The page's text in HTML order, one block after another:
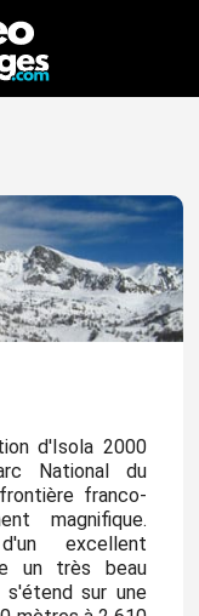
d'Isola 2000
National du
franco-
magnifique.
excellent
un très beau
s'étend sur une